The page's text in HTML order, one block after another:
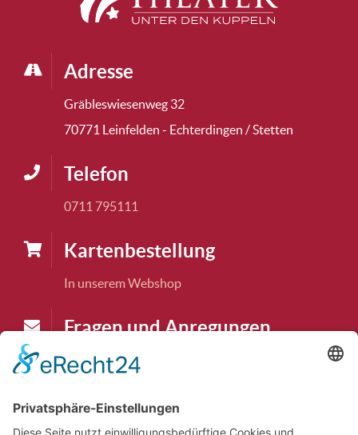
Adresse
Gräbleswiesenweg 32
70771 Leinfelden - Echterdingen / Stetten
Telefon
0711 795111
Karten­bestellung
In unserem Webshop
Fragen und Anregungen
karten@tudk.de
Theaterkasse